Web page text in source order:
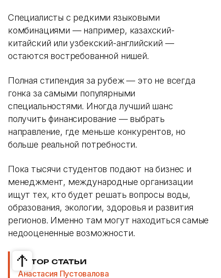
Специалисты с редкими языковыми
комбинациями — например, казахский-
китайский или узбекский-английский —
остаются востребованной нишей.
Полная стипендия за рубеж — это не всегда
гонка за самыми популярными
специальностями. Иногда лучший шанс
получить финансирование — выбрать
направление, где меньше конкурентов, но
больше реальной потребности.
Пока тысячи студентов подают на бизнес и
менеджмент, международные организации
ищут тех, кто будет решать вопросы воды,
образования, экологии, здоровья и развития
регионов. Именно там могут находиться самые
недооцененные возможности.
АВТОР СТАТЬИ
Анастасия Пустовалова